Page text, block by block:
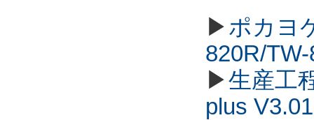
▶ポカヨ
820R/
▶生産工
plus V3.01